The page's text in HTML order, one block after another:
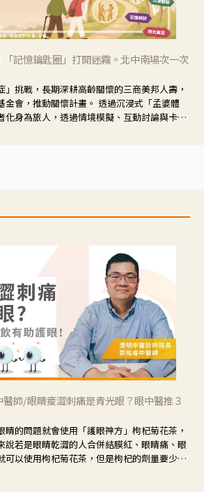
記憶鑰匙圈」打開迷霧。北中南場次一次
挑戰，長期深耕高齡關懷的三商美邦人壽，
關懷計畫。 透過沉浸式「孟婆體
化身為旅人，透過情境模擬、互動討論與卡牌
醫師/眼睛痠澀刺痛是青光眼？眼中醫推３
的問題就會使用「護眼神方」枸杞菊花茶，
說若是眼睛乾澀的人合併結膜紅、眼睛痛、眼
可以使用枸杞菊花茶，但是枸杞的劑量要少，